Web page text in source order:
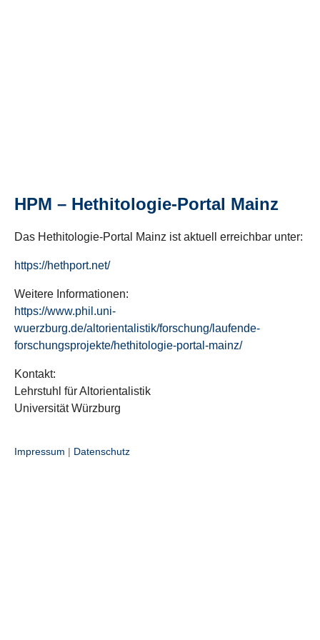
HPM – Hethitologie-Portal Mainz
Das Hethitologie-Portal Mainz ist aktuell erreichbar unter:
https://hethport.net/
Weitere Informationen:
https://www.phil.uni-
wuerzburg.de/altorientalistik/forschung/laufende-
forschungsprojekte/hethitologie-portal-mainz/
Kontakt:
Lehrstuhl für Altorientalistik
Universität Würzburg
Impressum | Datenschutz